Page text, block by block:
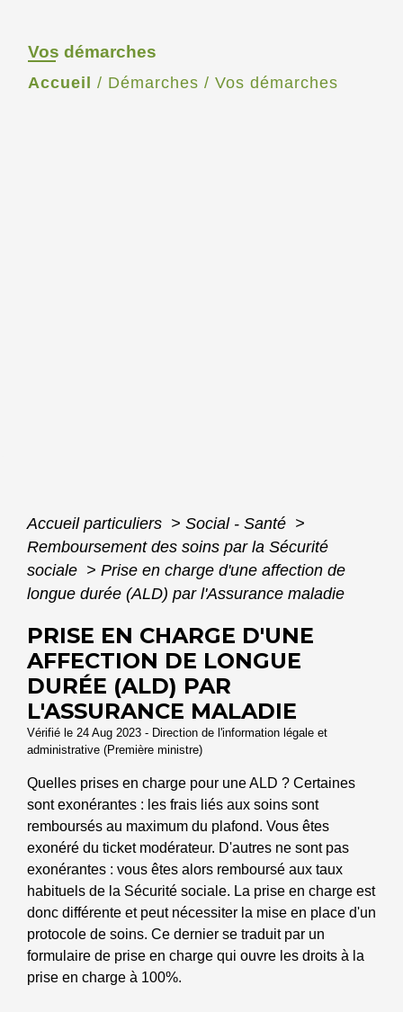
Vos démarches
Accueil / Démarches / Vos démarches
Accueil particuliers > Social - Santé >
Remboursement des soins par la Sécurité
sociale > Prise en charge d'une affection de
longue durée (ALD) par l'Assurance maladie
PRISE EN CHARGE D'UNE
AFFECTION DE LONGUE
DURÉE (ALD) PAR
L'ASSURANCE MALADIE
Vérifié le 24 Aug 2023 - Direction de l'information légale et
administrative (Première ministre)
Quelles prises en charge pour une ALD ? Certaines
sont exonérantes : les frais liés aux soins sont
remboursés au maximum du plafond. Vous êtes
exonéré du ticket modérateur. D'autres ne sont pas
exonérantes : vous êtes alors remboursé aux taux
habituels de la Sécurité sociale. La prise en charge est
donc différente et peut nécessiter la mise en place d'un
protocole de soins. Ce dernier se traduit par un
formulaire de prise en charge qui ouvre les droits à la
prise en charge à 100%.